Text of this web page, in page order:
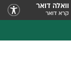
וואלה דואר
קרא דואר